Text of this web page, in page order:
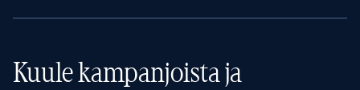
Kuule kampanjoista ja